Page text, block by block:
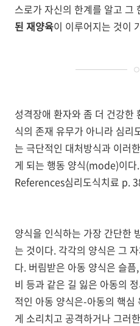
스로가 자신의 한계를 알고 그
된 재양육이 이루어지는 것이
성격장애 환자와 좀 더 건강한
식의 존재 유무가 아니라 심리
는 극단적인 대처방식과 이러
게 되는 행동 양식(mode)이다.
References심리도식치료 p.
양식을 인식하는 가장 간단한
는 것이다. 각각의 양식은 그
다. 버림받은 아동 양식은 슬
비 등과 같은 길 잃은 아동의
적인 아동 양식은-아동의 핵심
게 소리치고 공격하거나 그러